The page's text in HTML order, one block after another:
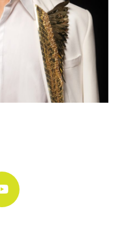
o
u